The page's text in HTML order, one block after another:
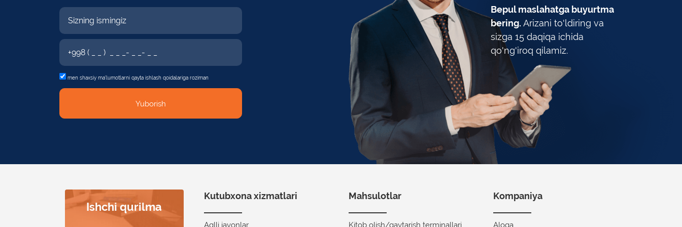
men shaxsiy ma'lumotlarni qayta ishlash qoidalariga roziman
Yuborish
Bepul maslahatga buyurtma
bering. Arizani to'ldiring va
sizga 15 daqiqa ichida
qo'ng'iroq qilamiz.
Kitoblarni mustaqil
qaytarish
Ishchi qurilma
Tashrif
buyuruvchilarni
Aqlli javonlar
Tez va aniq
inventarizatsiya
Kutubxona xizmatlari
Aqlli javonlar
Mahsulotlar
Kitob olish/qaytarish terminallari
Kompaniya
Aloqa